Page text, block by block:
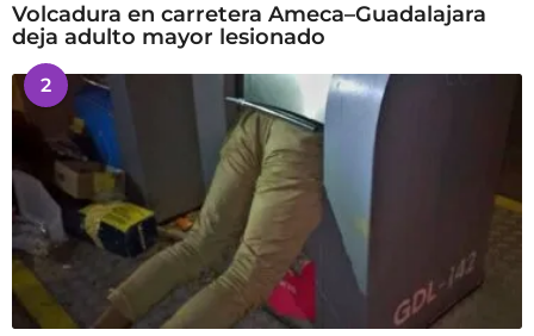
Volcadura en carretera Ameca–Guadalajara
deja adulto mayor lesionado
2